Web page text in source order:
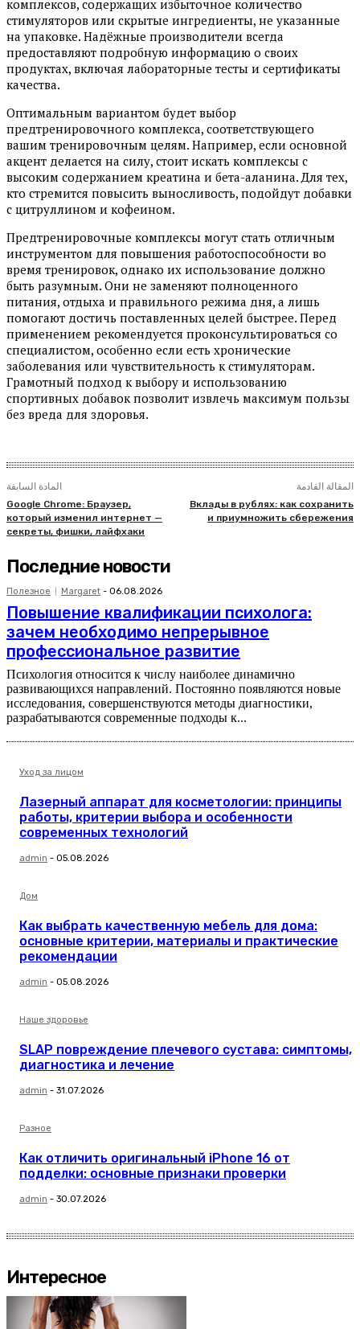
комплексов, содержащих избыточное количество
стимуляторов или скрытые ингредиенты, не указанные
на упаковке. Надёжные производители всегда
предоставляют подробную информацию о своих
продуктах, включая лабораторные тесты и сертификаты
качества.
Оптимальным вариантом будет выбор
предтренировочного комплекса, соответствующего
вашим тренировочным целям. Например, если основной
акцент делается на силу, стоит искать комплексы с
высоким содержанием креатина и бета-аланина. Для тех,
кто стремится повысить выносливость, подойдут добавки
с цитруллином и кофеином.
Предтренировочные комплексы могут стать отличным
инструментом для повышения работоспособности во
время тренировок, однако их использование должно
быть разумным. Они не заменяют полноценного
питания, отдыха и правильного режима дня, а лишь
помогают достичь поставленных целей быстрее. Перед
применением рекомендуется проконсультироваться со
специалистом, особенно если есть хронические
заболевания или чувствительность к стимуляторам.
Грамотный подход к выбору и использованию
спортивных добавок позволит извлечь максимум пользы
без вреда для здоровья.
المادة السابقة
Google Chrome: Браузер,
который изменил интернет —
секреты, фишки, лайфхаки
المقالة القادمة
Вклады в рублях: как сохранить
и приумножить сбережения
Последние новости
Полезное Margaret - 06.08.2026
Повышение квалификации психолога:
зачем необходимо непрерывное
профессиональное развитие
Психология относится к числу наиболее динамично
развивающихся направлений. Постоянно появляются новые
исследования, совершенствуются методы диагностики,
разрабатываются современные подходы к...
Уход за лицом
Лазерный аппарат для косметологии: принципы
работы, критерии выбора и особенности
современных технологий
admin - 05.08.2026
Дом
Как выбрать качественную мебель для дома:
основные критерии, материалы и практические
рекомендации
admin - 05.08.2026
Наше здоровье
SLAP повреждение плечевого сустава: симптомы,
диагностика и лечение
admin - 31.07.2026
Разное
Как отличить оригинальный iPhone 16 от
подделки: основные признаки проверки
admin - 30.07.2026
Интересное